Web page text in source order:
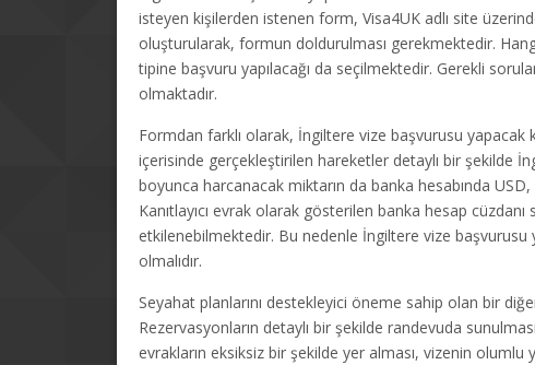
isteyen kişilerden istenen form, Visa4UK adlı site
oluşturularak, formun doldurulması gerekmektedir.
tipine başvuru yapılacağı da seçilmektedir. Gerekli
olmaktadır.
Formdan farklı olarak, İngiltere vize başvurusu
içerisinde gerçekleştirilen hareketler detaylı bir şekilde
boyunca harcanacak miktarın da banka hesabında
Kanıtlayıcı evrak olarak gösterilen banka hesap
etkilenebilmektedir. Bu nedenle İngiltere vize
olmalıdır.
Seyahat planlarını destekleyici öneme sahip olan bir
Rezervasyonların detaylı bir şekilde randevuda
evrakların eksiksiz bir şekilde yer alması, vizenin